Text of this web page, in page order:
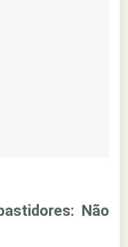
Não